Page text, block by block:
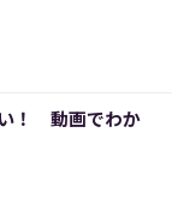
！ 動画でわか